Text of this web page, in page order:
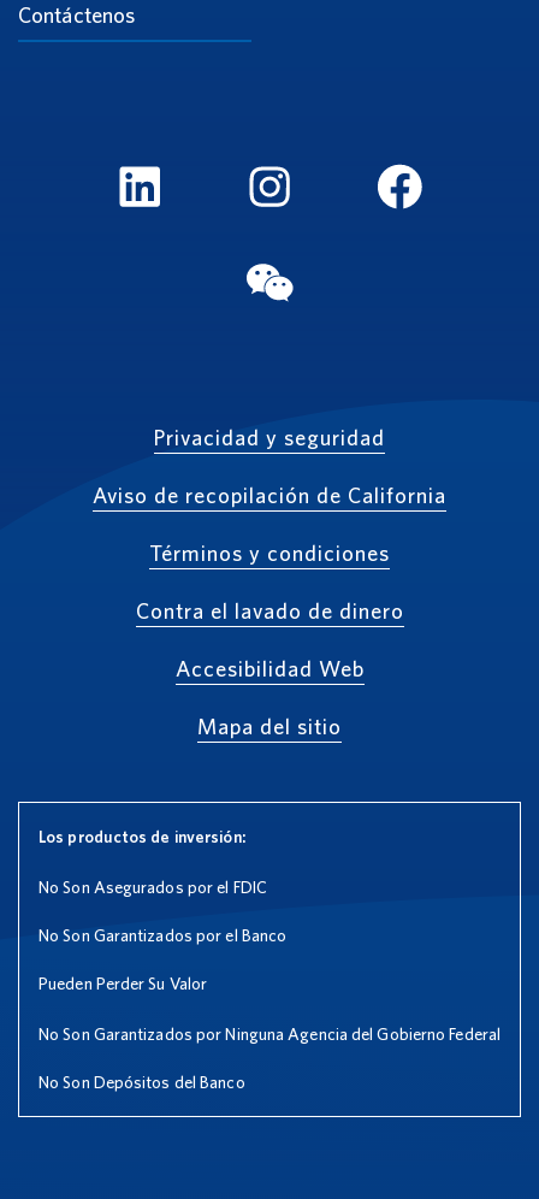
Contáctenos
Privacidad y seguridad
Aviso de recopilación de California
Términos y condiciones
Contra el lavado de dinero
Accesibilidad Web
Mapa del sitio
Los productos de inversión:
No Son Asegurados por el FDIC
No Son Garantizados por el Banco
Pueden Perder Su Valor
No Son Garantizados por Ninguna Agencia del Gobierno Federal
No Son Depósitos del Banco